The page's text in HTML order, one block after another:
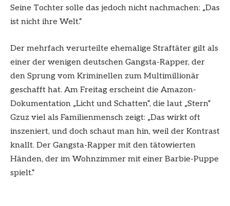
Seine Tochter solle das jedoch nicht nachmachen: „Das
ist nicht ihre Welt.“
Der mehrfach verurteilte ehemalige Straftäter gilt als
einer der wenigen deutschen Gangsta-Rapper, der
den Sprung vom Kriminellen zum Multimillionär
geschafft hat. Am Freitag erscheint die Amazon-
Dokumentation „Licht und Schatten“, die laut „Stern“
Gzuz viel als Familienmensch zeigt: „Das wirkt oft
inszeniert, und doch schaut man hin, weil der Kontrast
knallt. Der Gangsta-Rapper mit den tätowierten
Händen, der im Wohnzimmer mit einer Barbie-Puppe
spielt.“